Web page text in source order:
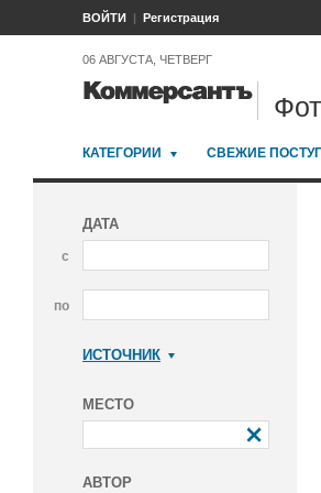
ВОЙТИ Регистрация
06 АВГУСТА, ЧЕТВЕРГ
КАТЕГОРИИ СВЕЖИЕ
ДАТА
с
по
ИСТОЧНИК
МЕСТО
АВТОР